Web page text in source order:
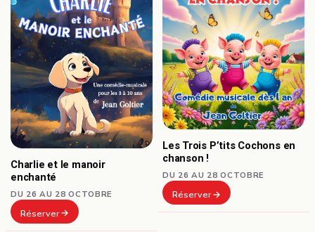
Charlie et le manoir
enchanté
DU 26 AU 28 OCTOBRE
Réserver
Les Trois P’tits Cochons en
chanson !
DU 26 AU 28 OCTOBRE
Réserver